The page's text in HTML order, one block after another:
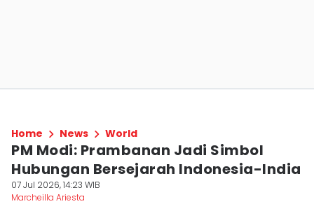
Home News World
PM Modi: Prambanan Jadi Simbol
Hubungan Bersejarah Indonesia-India
07 Jul 2026, 14:23 WIB
Marcheilla Ariesta